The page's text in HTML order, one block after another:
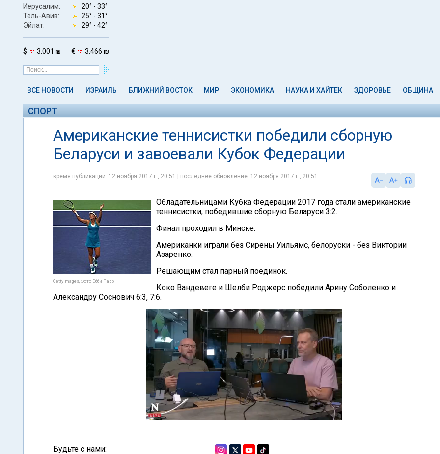
Иерусалим: 20° - 33°
Тель-Авив:
25° - 31°
Эйлат:
29° - 42°
$ 3.001 ₪ € 3.466 ₪
ВСЕ НОВОСТИ ИЗРАИЛЬ БЛИЖНИЙ ВОСТОК МИР ЭКОНОМИКА НАУКА И ХАЙТЕК ЗДОРОВЬЕ ОБЩИНА
СПОРТ
Американские теннисистки победили сборную
Беларуси и завоевали Кубок Федерации
время публикации: 12 ноября 2017 г., 20:51 | последнее обновление: 12 ноября 2017 г., 20:51
GettyImages, Фото Эбби Парр
Обладательницами Кубка Федерации 2017 года стали американские
теннисистки, победившие сборную Беларуси 3:2.
Финал проходил в Минске.
Американки играли без Сирены Уильямс, белоруски - без Виктории
Азаренко.
Решающим стал парный поединок.
Коко Вандевеге и Шелби Роджерс победили Арину Соболенко и
Александру Соснович 6:3, 7:6.
Будьте с нами: